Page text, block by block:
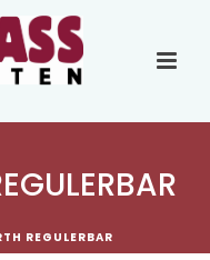
REGULERBAR